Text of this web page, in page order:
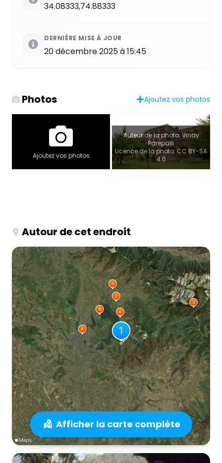
34.08333,74.88333
DERNIÈRE MISE À JOUR
20 décembre 2025 à 15:45
Photos Ajoutez vos photos
Ajoutez vos photos
Auteur de la photo: Vinay
Parepalli
Licence de la photo: CC BY-SA
4.0
Autour de cet endroit
Afficher la carte complète